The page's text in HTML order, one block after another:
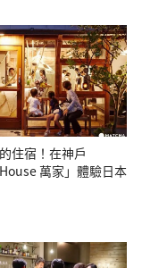
住宿！在神戶
House 萬家」體驗日本